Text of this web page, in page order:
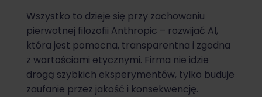
Wszystko to dzieje się przy zachowaniu
pierwotnej filozofii Anthropic – rozwijać AI,
która jest pomocna, transparentna i zgodna
z wartościami etycznymi. Firma nie idzie
drogą szybkich eksperymentów, tylko buduje
zaufanie przez jakość i konsekwencję.